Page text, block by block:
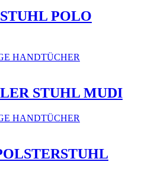
POLO
STUHL MUDI